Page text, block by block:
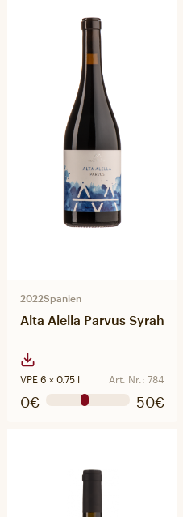
2022Spanien
Alta Alella Parvus Syrah
VPE 6 × 0.75 l Art. Nr.: 784
0€ 50€